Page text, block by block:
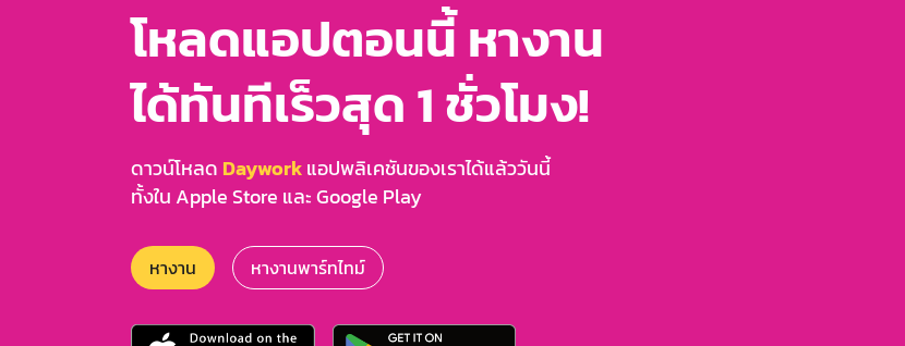
โหลดแอปตอนนี้ หางาน
ได้ทันทีเร็วสุด 1 ชั่วโมง!
ดาวน์โหลด Dayworkแอปพลิเคชันของเราได้แล้ววันนี้
ทั้งใน Apple Store และ Google Play
หางาน หางานพาร์ทไทม์